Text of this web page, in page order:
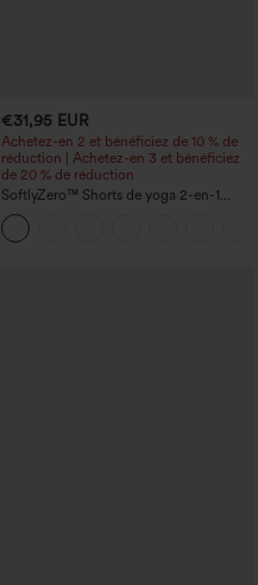
+1
€31,95 EUR
Achetez-en 2 et bénéficiez de 10 % de
réduction | Achetez-en 3 et bénéficiez
de 20 % de réduction
SoftlyZero™ Shorts de yoga 2-en-1
InstantCool, super taille haute, aérés, 5''
avec poches — longueur allongée